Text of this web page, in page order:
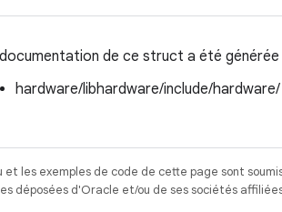
de ce struct a été
hardware/libhardware/include/hardware/
et les exemples de code de cette page sont
déposées d'Oracle et/ou de ses sociétés